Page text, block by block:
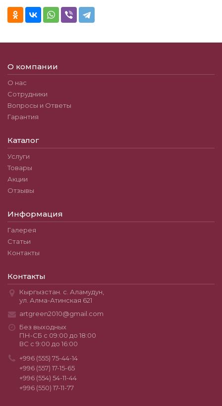
О компании
О нас
Сотрудники
Вопросы и Ответы
Гарантия
Каталог
Услуги
Товары
Акции
Отзывы
Информация
Галерея
Статьи
Контакты
Контакты
Кыргызстан. с. Аламудун,
ул. Алма-Атинская 621
artgreen2010@gmail.com
Без выходных
ПН-СБ с 09:00 до 18:00
ВС с 9:00 до 16:00
+996 (555) 75-44-14
+996 (557) 17-15-65
+996 (554) 54-11-44
+996 (550) 17-11-77